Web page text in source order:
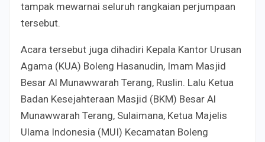
tampak mewarnai seluruh rangkaian perjumpaan
tersebut.
Acara tersebut juga dihadiri Kepala Kantor Urusan
Agama (KUA) Boleng Hasanudin, Imam Masjid
Besar Al Munawwarah Terang, Ruslin. Lalu Ketua
Badan Kesejahteraan Masjid (BKM) Besar Al
Munawwarah Terang, Sulaimana, Ketua Majelis
Ulama Indonesia (MUI) Kecamatan Boleng